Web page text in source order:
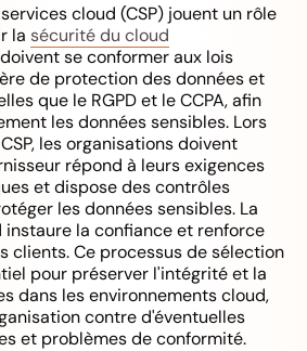
cloud (CSP) jouent un rôle
la sécurité du cloud
se conformer aux lois
de protection des données et
que le RGPD et le CCPA, afin
les données sensibles. Lors
les organisations doivent
répond à leurs exigences
et dispose des contrôles
les données sensibles. La
la confiance et renforce
clients. Ce processus de sélection
pour préserver l'intégrité et la
dans les environnements cloud,
contre d'éventuelles
et problèmes de conformité.